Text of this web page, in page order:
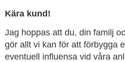
Kära kund!
Jag hoppas att du, din familj
gör allt vi kan för att förbygga
eventuell influensa vid våra